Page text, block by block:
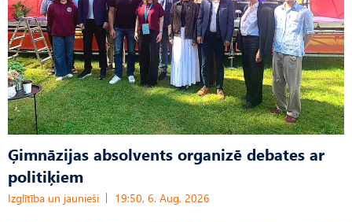
Ģimnāzijas absolvents organizē debates ar
politiķiem
Izglītība un jaunieši 19:50, 6. Aug, 2026